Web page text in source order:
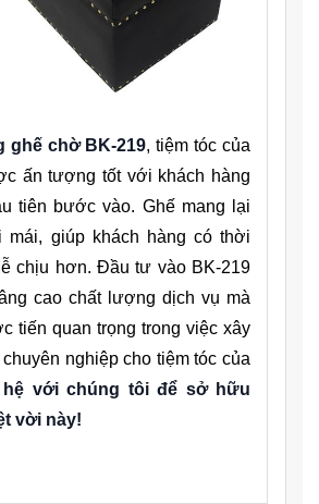
ghế chờ BK-219, tiệm tóc của
ấn tượng tốt với khách hàng
tiên bước vào. Ghế mang lại
mái, giúp khách hàng có thời
chịu hơn. Đầu tư vào BK-219
cao chất lượng dịch vụ mà
tiến quan trọng trong việc xây
nghiệp cho tiệm tóc của
hệ với chúng tôi để sở hữu
vời này!